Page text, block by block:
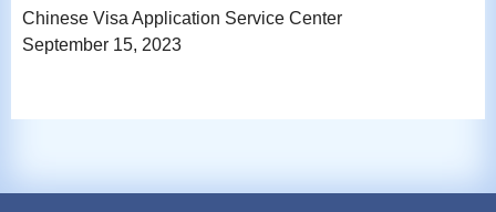
Chinese Visa Application Service Center
September 15, 2023